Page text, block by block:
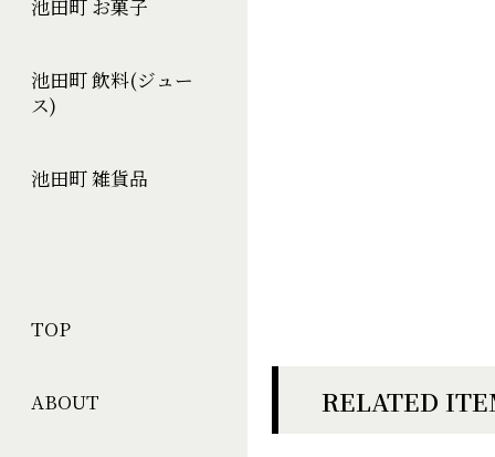
TOP
ABOUT
池田町 お菓子
池田町 飲料(ジュー
ス)
池田町 雑貨品
RELATED